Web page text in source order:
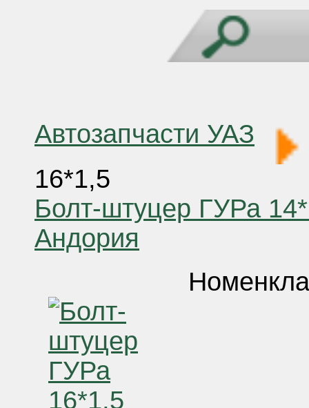
Автозапчасти УАЗ
16*1,5
Болт-штуцер ГУРа
Андория